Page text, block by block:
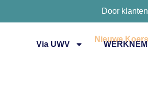
Door
Via UWV